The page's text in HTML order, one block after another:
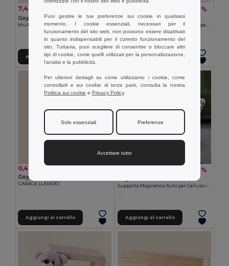
7,48 €
Goya 52536
Multitool in Acciaio e Bambù, 9 Funzioni GAURI
Aggiungi al carrello
-19%
Goya 53534
Nastro di Presentazione Diagonale per Scatole
Aggiungi al carrello
0,46 €
Goya 37539
GARAGE LLAVERO
Aggiungi al carrello
-2%
Supporto Magnetico Auto per Cellulari in ABS GRAB
Aggiungi al carrello
Puoi gestire le tue preferenze sui cookie in qualsiasi
momento. I cookie essenziali, necessari per il
funzionamento del sito web, non possono essere disattivati
in quanto indispensabili per il corretto funzionamento del
sito. Tuttavia, puoi scegliere di consentire o bloccare altri
tipi di cookie, come quelli utilizzati per la personalizzazione,
l'analisi e la pubblicità.
Per ulteriori dettagli su come utilizziamo i cookie, come
controllarli e sui cookie di terze parti, consulta la nostra
Politica sui cookie e Privacy Policy.
Solo essenziali Preferenze
Accettare tutto